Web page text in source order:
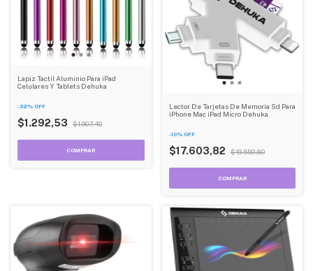
Lapiz Tactil Aluminio Para iPad
Celulares Y Tablets Dehuka
-32% OFF
$1.292,53 $1.907,40
Lector De Tarjetas De Memoria Sd Para
iPhone Mac iPad Micro Dehuka
-10% OFF
$17.603,82 $19.559,80